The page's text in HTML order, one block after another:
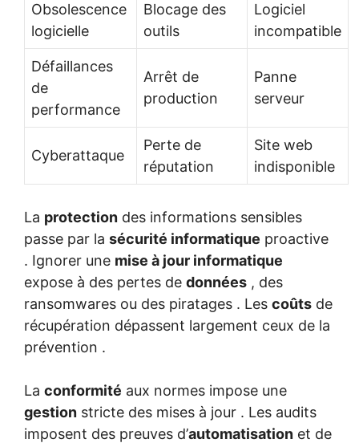
Obsolescence
logicielle
Blocage des
outils
Logiciel
incompatible
Défaillances
de
performance
Arrêt de
production
Panne
serveur
Cyberattaque
Perte de
réputation
Site web
indisponible
La protection des informations sensibles
passe par la sécurité informatique proactive
. Ignorer une mise à jour informatique
expose à des pertes de données , des
ransomwares ou des piratages . Les coûts de
récupération dépassent largement ceux de la
prévention .
La conformité aux normes impose une
gestion stricte des mises à jour . Les audits
imposent des preuves d’automatisation et de